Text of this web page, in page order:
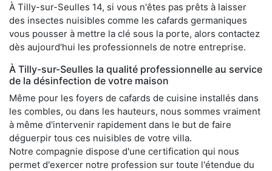
À Tilly-sur-Seulles 14, si vous n'êtes pas prêts à laisser
des insectes nuisibles comme les cafards germaniques
vous pousser à mettre la clé sous la porte, alors contactez
dès aujourd'hui les professionnels de notre entreprise.
À Tilly-sur-Seulles la qualité professionnelle au service
de la désinfection de votre maison
Même pour les foyers de cafards de cuisine installés dans
les combles, ou dans les hauteurs, nous sommes vraiment
à même d'intervenir rapidement dans le but de faire
déguerpir tous ces nuisibles de votre villa.
Notre compagnie dispose d'une certification qui nous
permet d'exercer notre profession sur toute l'étendue du